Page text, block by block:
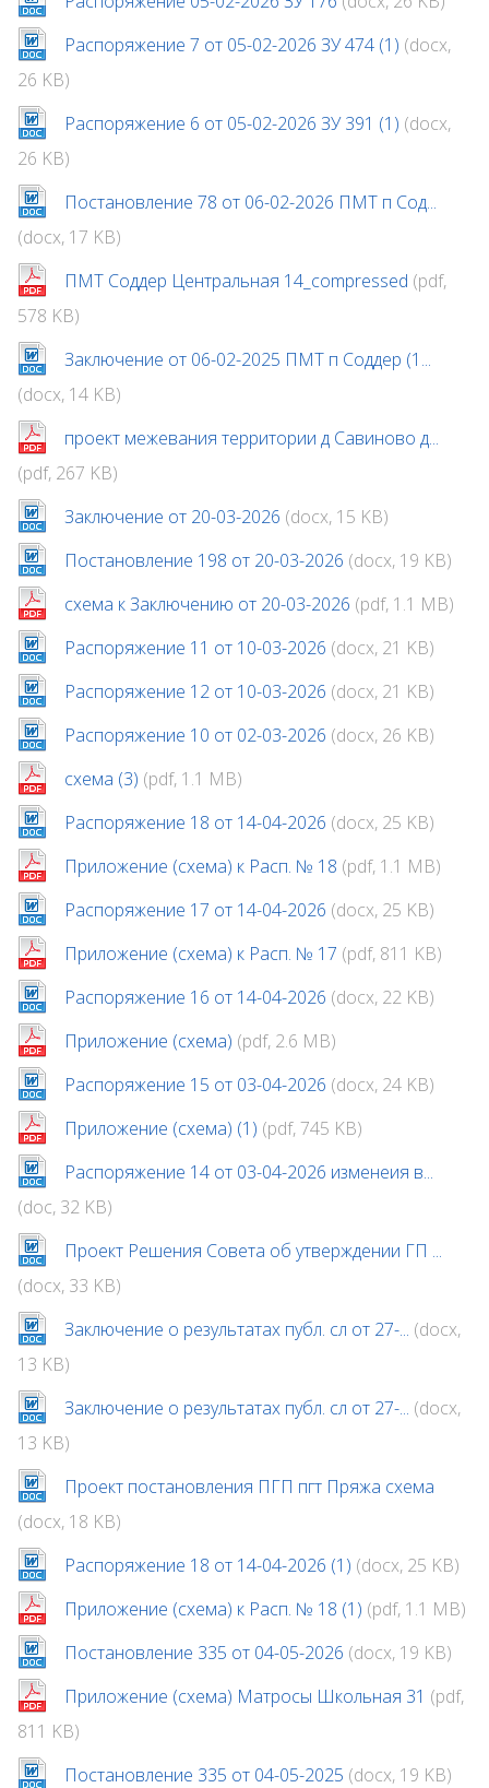
Распоряжение 7 от 05-02-2026 ЗУ 474 (1) (docx,
26 KB)
Распоряжение 6 от 05-02-2026 ЗУ 391 (1) (docx,
26 KB)
Постановление 78 от 06-02-2026 ПМТ п Сод...
(docx, 17 KB)
ПМТ Соддер Центральная 14_compressed (pdf,
578 KB)
Заключение от 06-02-2025 ПМТ п Соддер (1...
(docx, 14 KB)
проект межевания территории д Савиново д...
(pdf, 267 KB)
Заключение от 20-03-2026 (docx, 15 KB)
Постановление 198 от 20-03-2026 (docx, 19 KB)
схема к Заключению от 20-03-2026 (pdf, 1.1 MB)
Распоряжение 11 от 10-03-2026 (docx, 21 KB)
Распоряжение 12 от 10-03-2026 (docx, 21 KB)
Распоряжение 10 от 02-03-2026 (docx, 26 KB)
схема (3) (pdf, 1.1 MB)
Распоряжение 18 от 14-04-2026 (docx, 25 KB)
Приложение (схема) к Расп. № 18 (pdf, 1.1 MB)
Распоряжение 17 от 14-04-2026 (docx, 25 KB)
Приложение (схема) к Расп. № 17 (pdf, 811 KB)
Распоряжение 16 от 14-04-2026 (docx, 22 KB)
Приложение (схема) (pdf, 2.6 MB)
Распоряжение 15 от 03-04-2026 (docx, 24 KB)
Приложение (схема) (1) (pdf, 745 KB)
Распоряжение 14 от 03-04-2026 изменеия в...
(doc, 32 KB)
Проект Решения Совета об утверждении ГП ...
(docx, 33 KB)
Заключение о результатах публ. сл от 27-... (docx,
13 KB)
Заключение о результатах публ. сл от 27-... (docx,
13 KB)
Проект постановления ПГП пгт Пряжа схема
(docx, 18 KB)
Распоряжение 18 от 14-04-2026 (1) (docx, 25 KB)
Приложение (схема) к Расп. № 18 (1) (pdf, 1.1 MB)
Постановление 335 от 04-05-2026 (docx, 19 KB)
Приложение (схема) Матросы Школьная 31 (pdf,
811 KB)
Постановление 335 от 04-05-2025 (docx, 19 KB)